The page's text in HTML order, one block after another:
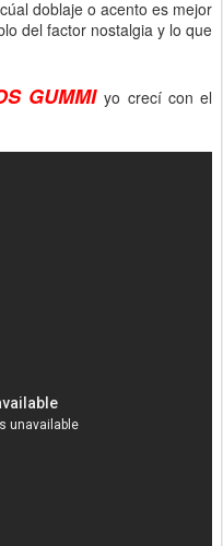
doblaje o acento es mejor
del factor nostalgia y lo que
GUMMIyo crecí con el